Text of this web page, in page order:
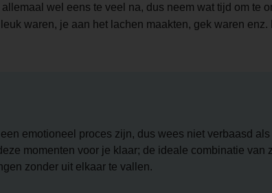
wel eens te veel na, dus neem wat tijd om te
waren, je aan het lachen maakten, gek waren
emotioneel proces zijn, dus wees niet verbaasd
momenten voor je klaar; de ideale combinatie van
zonder uit elkaar te vallen.